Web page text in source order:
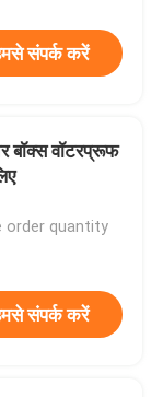
संपर्क करें
बॉक्स वॉटरप्रूफ
order quantity
संपर्क करें